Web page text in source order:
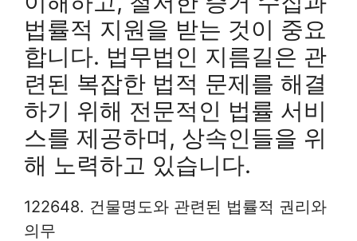
법률적 지원을 받는 것이 중요
합니다. 법무법인 지름길은 관
련된 복잡한 법적 문제를 해결
하기 위해 전문적인 법률 서비
스를 제공하며, 상속인들을 위
해 노력하고 있습니다.
122648. 건물명도와 관련된 법률적 권리와
의무